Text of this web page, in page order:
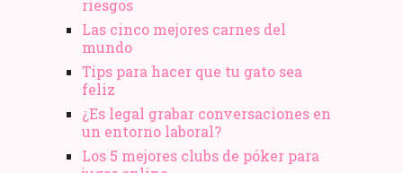
riesgos
Las cinco mejores carnes del
mundo
Tips para hacer que tu gato sea
feliz
¿Es legal grabar conversaciones en
un entorno laboral?
Los 5 mejores clubs de póker para